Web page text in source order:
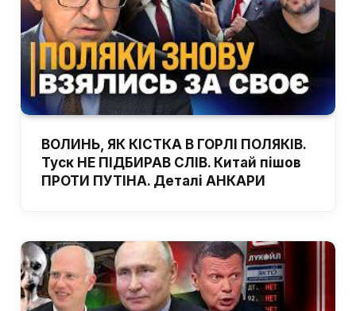
ВОЛИНЬ, ЯК КІСТКА В ГОРЛІ ПОЛЯКІВ.
Туск НЕ ПІДБИРАВ СЛІВ. Китай пішов
ПРОТИ ПУТІНА. Деталі АНКАРИ